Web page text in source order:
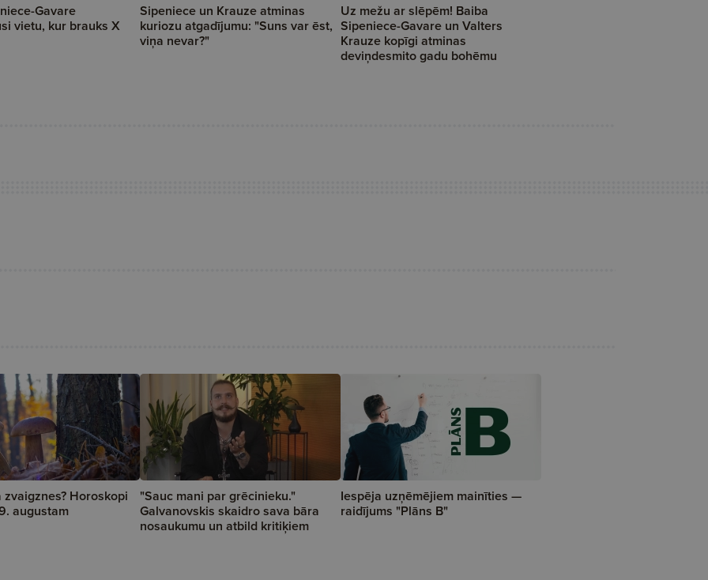
Gavare
vietu, kur brauks X
Sipeniece un Krauze atminas
kuriozu atgadījumu: "Suns var ēst,
viņa nevar?"
Uz mežu ar slēpēm! Baiba
Sipeniece-Gavare un Valters
Krauze kopīgi atminas
deviņdesmito gadu bohēmu
zvaigznes? Horoskopi
augustam
"Sauc mani par grēcinieku."
Galvanovskis skaidro sava bāra
nosaukumu un atbild kritiķiem
Iespēja uzņēmējiem mainīties —
raidījums "Plāns B"